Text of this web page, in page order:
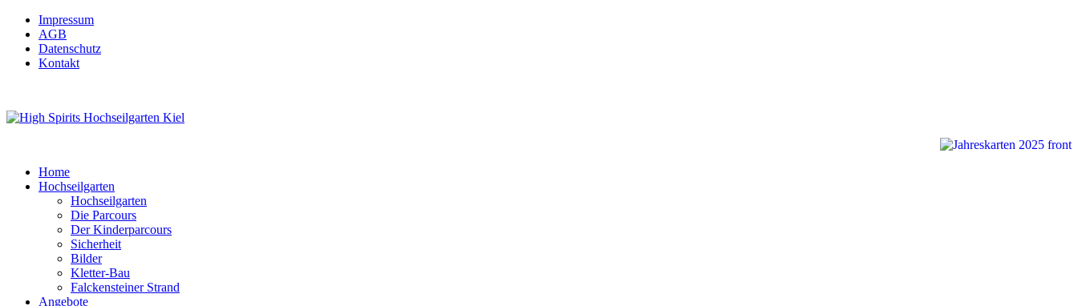
Impressum
AGB
Datenschutz
Kontakt
Home
Hochseilgarten
Hochseilgarten
Die Parcours
Der Kinderparcours
Sicherheit
Bilder
Kletter-Bau
Falckensteiner Strand
Angebote